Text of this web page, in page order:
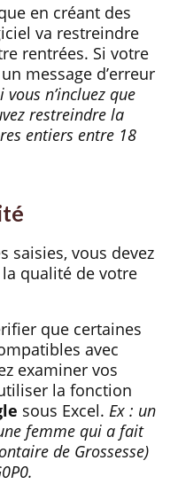
en créant des
va restreindre
rentrées. Si votre
message d’erreur
vous n’incluez que
restreindre la
entiers entre 18
saisies, vous devez
qualité de votre
que certaines
avec
examiner vos
la fonction
sous Excel.Ex : un
femme qui a fait
de Grossesse)